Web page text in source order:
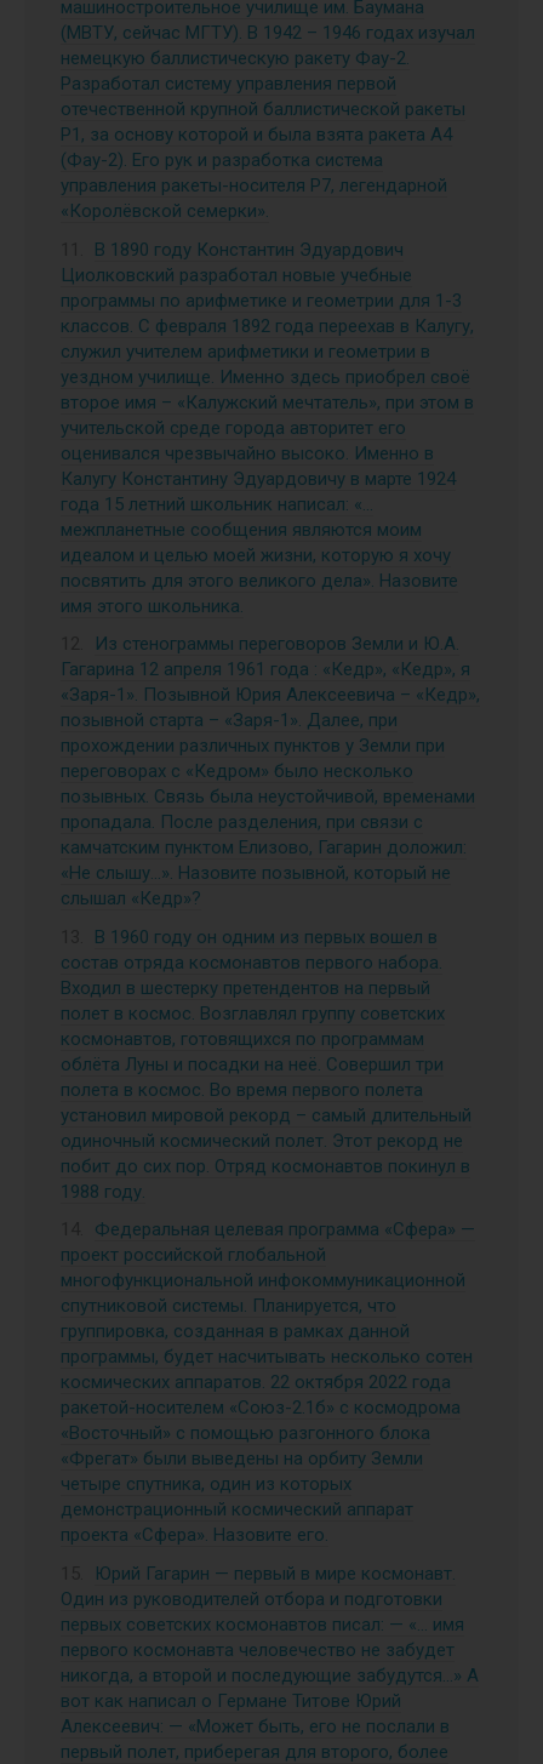
машиностроительное училище им. Баумана
(МВТУ, сейчас МГТУ). В 1942 – 1946 годах изучал
немецкую баллистическую ракету Фау-2.
Разработал систему управления первой
отечественной крупной баллистической ракеты
Р1, за основу которой и была взята ракета А4
(Фау-2). Его рук и разработка система
управления ракеты-носителя Р7, легендарной
«Королёвской семерки».
В 1890 году Константин Эдуардович
Циолковский разработал новые учебные
программы по арифметике и геометрии для 1-3
классов. С февраля 1892 года переехав в Калугу,
служил учителем арифметики и геометрии в
уездном училище. Именно здесь приобрел своё
второе имя – «Калужский мечтатель», при этом в
учительской среде города авторитет его
оценивался чрезвычайно высоко. Именно в
Калугу Константину Эдуардовичу в марте 1924
года 15 летний школьник написал: «…
межпланетные сообщения являются моим
идеалом и целью моей жизни, которую я хочу
посвятить для этого великого дела». Назовите
имя этого школьника.
Из стенограммы переговоров Земли и Ю.А.
Гагарина 12 апреля 1961 года : «Кедр», «Кедр», я
«Заря-1». Позывной Юрия Алексеевича – «Кедр»,
позывной старта – «Заря-1». Далее, при
прохождении различных пунктов у Земли при
переговорах с «Кедром» было несколько
позывных. Связь была неустойчивой, временами
пропадала. После разделения, при связи с
камчатским пунктом Елизово, Гагарин доложил:
«Не слышу…». Назовите позывной, который не
слышал «Кедр»?
В 1960 году он одним из первых вошел в
состав отряда космонавтов первого набора.
Входил в шестерку претендентов на первый
полет в космос. Возглавлял группу советских
космонавтов, готовящихся по программам
облёта Луны и посадки на неё. Совершил три
полета в космос. Во время первого полета
установил мировой рекорд – самый длительный
одиночный космический полет. Этот рекорд не
побит до сих пор. Отряд космонавтов покинул в
1988 году.
Федеральная целевая программа «Сфера» —
проект российской глобальной
многофункциональной инфокоммуникационной
спутниковой системы. Планируется, что
группировка, созданная в рамках данной
программы, будет насчитывать несколько сотен
космических аппаратов. 22 октября 2022 года
ракетой-носителем «Союз-2.1б» с космодрома
«Восточный» с помощью разгонного блока
«Фрегат» были выведены на орбиту Земли
четыре спутника, один из которых
демонстрационный космический аппарат
проекта «Сфера». Назовите его.
Юрий Гагарин — первый в мире космонавт.
Один из руководителей отбора и подготовки
первых советских космонавтов писал: — «… имя
первого космонавта человечество не забудет
никогда, а второй и последующие забудутся…» А
вот как написал о Германе Титове Юрий
Алексеевич: — «Может быть, его не послали в
первый полет, приберегая для второго, более